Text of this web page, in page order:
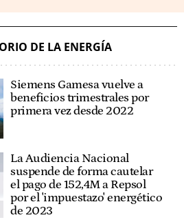
DE LA ENERGÍA
Siemens Gamesa vuelve a
beneficios trimestrales por
primera vez desde 2022
La Audiencia Nacional
suspende de forma cautelar
el pago de 152,4M a Repsol
por el 'impuestazo' energético
de 2023